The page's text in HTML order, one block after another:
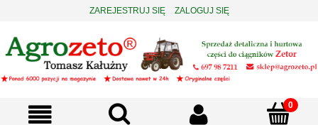
ZAREJESTRUJ SIĘ ZALOGUJ SIĘ